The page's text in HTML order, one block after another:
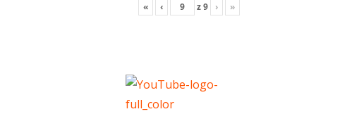
« ‹ z9 › »